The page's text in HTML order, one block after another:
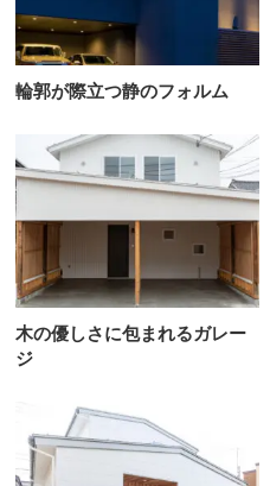
輪郭が際立つ静のフォルム
木の優しさに包まれるガレー
ジ